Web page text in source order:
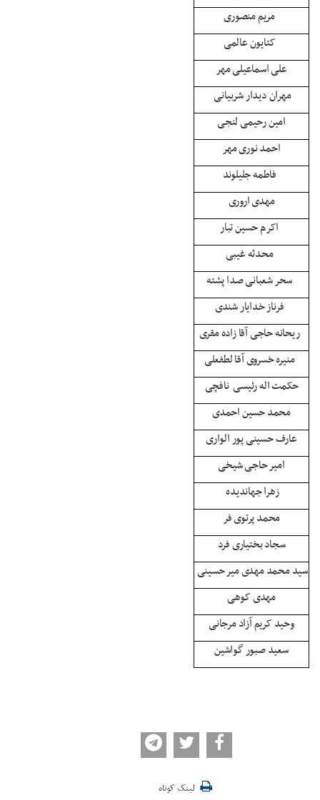
مریم منصوری
کتایون عالمی
علی اسماعیلی مهر
مهران دیدار شربیانی
امین رحیمی لنجی
احمد نوری مهر
فاطمه جلیلوند
مهدی اروری
اکرم حسین تبار
محدثه غیبی
سحر شعبانی صدا پشته
فرناز خدایار شندی
ریحانه حاجی آقا زاده مقری
منیره خسروی آقا لطفعلی
حکمت اله رئیسی نافچی
محمد حسین احمدی
عارف حسینی پور الواری
امیر حاجی شیخی
زهرا جهاندیده
محمد پرتوی فر
سجاد بختیاری فرد
سید محمد مهدی میر حسینی
مهدی کوهی
وحید کریم آزاد مرجانی
سعید صبور گواشین
لینک کوتاه